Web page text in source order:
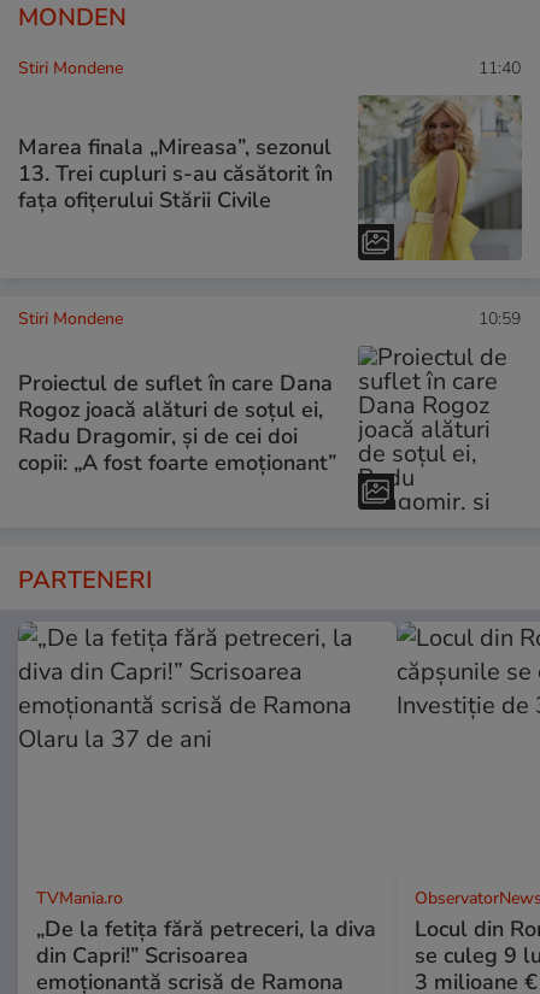
MONDEN
Stiri Mondene 11:40
Marea finala „Mireasa”, sezonul
13. Trei cupluri s-au căsătorit în
fața ofițerului Stării Civile
Stiri Mondene 10:59
Proiectul de suflet în care Dana
Rogoz joacă alături de soțul ei,
Radu Dragomir, și de cei doi
copii: „A fost foarte emoționant”
PARTENERI
TVMania.ro
„De la fetița fără petreceri, la diva
din Capri!” Scrisoarea
emoționantă scrisă de Ramona
Locul din
se culeg 9
3 milioane €